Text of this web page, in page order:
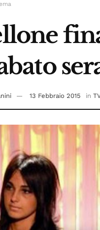
13 Febbraio 2015 in